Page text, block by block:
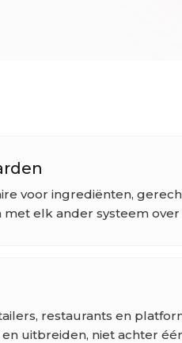
voor ingrediënten,
elk ander systeem
restaurants en
uitbreiden, niet achter